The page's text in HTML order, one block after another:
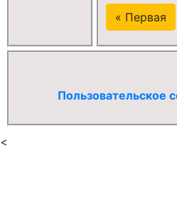
« Первая
Пользовательское
<